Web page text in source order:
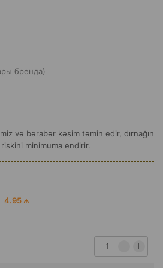
бренда)
və bərabər kəsim təmin edir, dırnağın
minimuma endirir.
4.95 ₼